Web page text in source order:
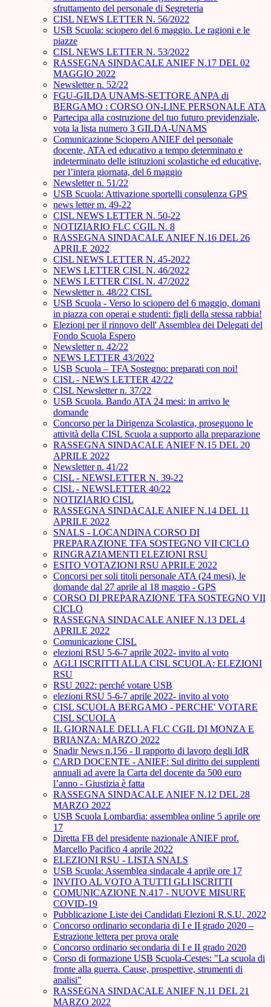
sfruttamento del personale di Segreteria
CISL NEWS LETTER N. 56/2022
USB Scuola: sciopero del 6 maggio. Le ragioni e le
piazze
CISL NEWS LETTER N. 53/2022
RASSEGNA SINDACALE ANIEF N.17 DEL 02
MAGGIO 2022
Newsletter n. 52/22
FGU-GILDA UNAMS-SETTORE ANPA di
BERGAMO : CORSO ON-LINE PERSONALE ATA
Partecipa alla costruzione del tuo futuro previdenziale,
vota la lista numero 3 GILDA-UNAMS
Comunicazione Sciopero ANIEF del personale
docente, ATA ed educativo a tempo determinato e
indeterminato delle istituzioni scolastiche ed educative,
per l’intera giornata, del 6 maggio
Newsletter n. 51/22
USB Scuola: Attivazione sportelli consulenza GPS
news letter m. 49-22
CISL NEWS LETTER N. 50-22
NOTIZIARIO FLC CGIL N. 8
RASSEGNA SINDACALE ANIEF N.16 DEL 26
APRILE 2022
CISL NEWS LETTER N. 45-2022
NEWS LETTER CISL N. 46/2022
NEWS LETTER CISL N. 47/2022
Newsletter n. 48/22 CISL
USB Scuola - Verso lo sciopero del 6 maggio, domani
in piazza con operai e studenti: figli della stessa rabbia!
Elezioni per il rinnovo dell' Assemblea dei Delegati del
Fondo Scuola Espero
Newsletter n. 42/22
NEWS LETTER 43/2022
USB Scuola – TFA Sostegno: preparati con noi!
CISL - NEWS LETTER 42/22
CISL Newsletter n. 37/22
USB Scuola. Bando ATA 24 mesi: in arrivo le
domande
Concorso per la Dirigenza Scolastica, proseguono le
attività della CISL Scuola a supporto alla preparazione
RASSEGNA SINDACALE ANIEF N.15 DEL 20
APRILE 2022
Newsletter n. 41/22
CISL - NEWSLETTER N. 39-22
CISL - NEWSLETTER 40/22
NOTIZIARIO CISL
RASSEGNA SINDACALE ANIEF N.14 DEL 11
APRILE 2022
SNALS - LOCANDINA CORSO DI
PREPARAZIONE TFA SOSTEGNO VII CICLO
RINGRAZIAMENTI ELEZIONI RSU
ESITO VOTAZIONI RSU APRILE 2022
Concorsi per soli titoli personale ATA (24 mesi), le
domande dal 27 aprile al 18 maggio - GPS
CORSO DI PREPARAZIONE TFA SOSTEGNO VII
CICLO
RASSEGNA SINDACALE ANIEF N.13 DEL 4
APRILE 2022
Comunicazione CISL
elezioni RSU 5-6-7 aprile 2022- invito al voto
AGLI ISCRITTI ALLA CISL SCUOLA: ELEZIONI
RSU
RSU 2022: perché votare USB
elezioni RSU 5-6-7 aprile 2022- invito al voto
CISL SCUOLA BERGAMO - PERCHE' VOTARE
CISL SCUOLA
IL GIORNALE DELLA FLC CGIL DI MONZA E
BRIANZA: MARZO 2022
Snadir News n.156 - Il rapporto di lavoro degli IdR
CARD DOCENTE - ANIEF: Sul diritto dei supplenti
annuali ad avere la Carta del docente da 500 euro
l’anno - Giustizia è fatta
RASSEGNA SINDACALE ANIEF N.12 DEL 28
MARZO 2022
USB Scuola Lombardia: assemblea online 5 aprile ore
17
Diretta FB del presidente nazionale ANIEF prof.
Marcello Pacifico 4 aprile 2022
ELEZIONI RSU - LISTA SNALS
USB Scuola: Assemblea sindacale 4 aprile ore 17
INVITO AL VOTO A TUTTI GLI ISCRITTI
COMUNICAZIONE N.417 - NUOVE MISURE
COVID-19
Pubblicazione Liste dei Candidati Elezioni R.S.U. 2022
Concorso ordinario secondaria di I e II grado 2020 –
Estrazione lettera per prova orale
Concorso ordinario secondaria di I e II grado 2020
Corso di formazione USB Scuola-Cestes: "La scuola di
fronte alla guerra. Cause, prospettive, strumenti di
analisi"
RASSEGNA SINDACALE ANIEF N.11 DEL 21
MARZO 2022